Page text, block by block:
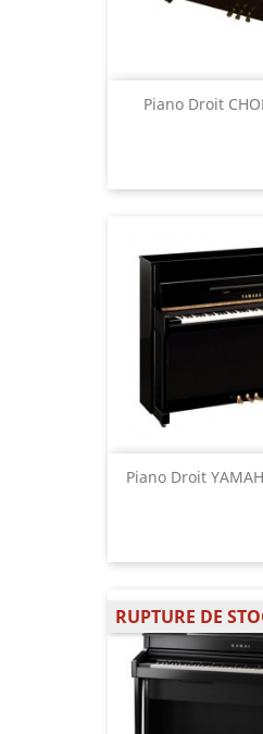
Piano Droit
Piano Droit
RUPTURE DE